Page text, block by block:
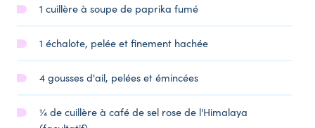
1 cuillère à soupe de paprika fumé
1 échalote, pelée et finement hachée
4 gousses d'ail, pelées et émincées
¼ de cuillère à café de sel rose de l'Himalaya